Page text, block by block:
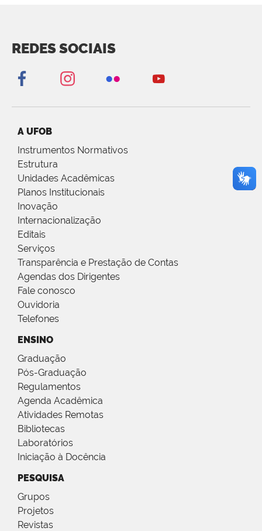
REDES SOCIAIS
A UFOB
Instrumentos Normativos
Estrutura
Unidades Acadêmicas
Planos Institucionais
Inovação
Internacionalização
Editais
Serviços
Transparência e Prestação de Contas
Agendas dos Dirigentes
Fale conosco
Ouvidoria
Telefones
ENSINO
Graduação
Pós-Graduação
Regulamentos
Agenda Acadêmica
Atividades Remotas
Bibliotecas
Laboratórios
Iniciação à Docência
PESQUISA
Grupos
Projetos
Revistas